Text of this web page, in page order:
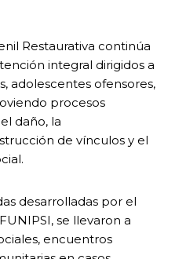
Restaurativa continúa
integral dirigidos a
adolescentes ofensores,
procesos
daño, la
de vínculos y el
desarrolladas por el
se llevaron a
encuentros